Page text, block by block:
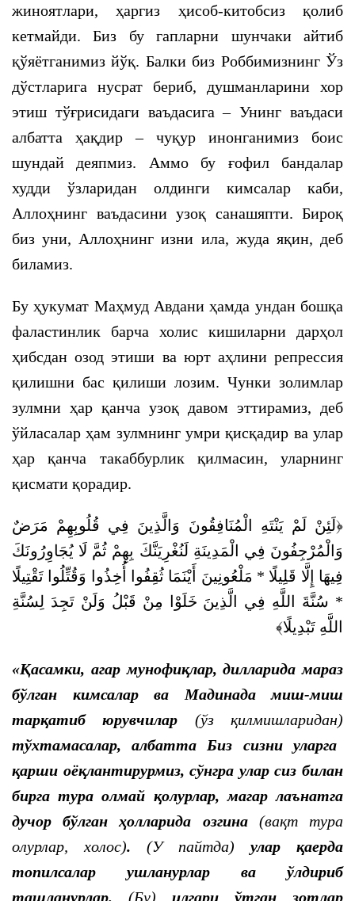
жиноятлари, ҳаргиз ҳисоб-китобсиз қолиб
кетмайди. Биз бу гапларни шунчаки айтиб
қўяётганимиз йўқ. Балки биз Роббимизнинг Ўз
дўстларига нусрат бериб, душманларини хор
этиш тўғрисидаги ваъдасига – Унинг ваъдаси
албатта ҳақдир – чуқур инонганимиз боис
шундай деяпмиз. Аммо бу ғофил бандалар
худди ўзларидан олдинги кимсалар каби,
Аллоҳнинг ваъдасини узоқ санашяпти. Бироқ
биз уни, Аллоҳнинг изни ила, жуда яқин, деб
биламиз.
Бу ҳукумат Маҳмуд Авдани ҳамда ундан бошқа
фаластинлик барча холис кишиларни дарҳол
ҳибсдан озод этиши ва юрт аҳлини репрессия
қилишни бас қилиши лозим. Чунки золимлар
зулмни ҳар қанча узоқ давом эттирамиз, деб
ўйласалар ҳам зулмнинг умри қисқадир ва улар
ҳар қанча такаббурлик қилмасин, уларнинг
қисмати қорадир.
﴿لَئِنْ لَمْ يَنْتَهِ الْمُنَافِقُونَ وَالَّذِينَ فِي قُلُوبِهِمْ مَرَضٌ
وَالْمُرْجِفُونَ فِي الْمَدِينَةِ لَنُغْرِيَنَّكَ بِهِمْ ثُمَّ لَا يُجَاوِرُونَكَ
فِيهَا إِلَّا قَلِيلًا * مَلْعُونِينَ أَيْنَمَا ثُقِفُوا أُخِذُوا وَقُتِّلُوا تَقْتِيلًا
* سُنَّةَ اللَّهِ فِي الَّذِينَ خَلَوْا مِنْ قَبْلُ وَلَنْ تَجِدَ لِسُنَّةِ
اللَّهِ تَبْدِيلًا﴾
«Қасамки, агар мунофиқлар, дилларида мараз
бўлган кимсалар ва Мадинада миш-миш
тарқатиб юрувчилар (ўз қилмишларидан)
тўхтамасалар, албатта Биз сизни уларга
қарши оёқлантирурмиз, сўнгра улар сиз билан
бирга тура олмай қолурлар, магар лаънатга
дучор бўлган ҳолларида озгина (вақт тура
олурлар, холос). (У пайтда) улар қаерда
топилсалар ушланурлар ва ўлдириб
ташланурлар. (Бу) илгари ўтган зотлар